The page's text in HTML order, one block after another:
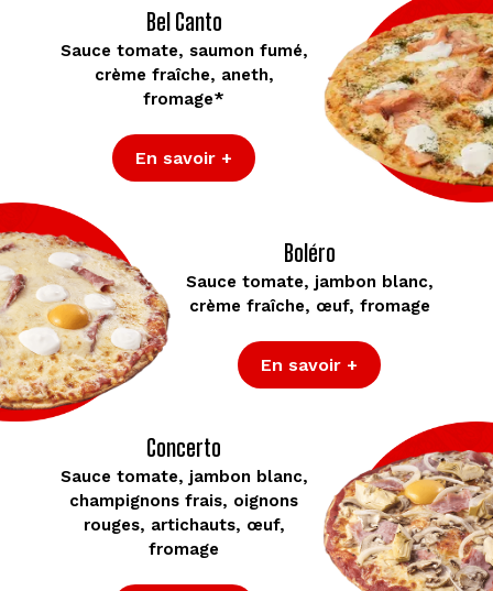
Bel Canto
Sauce tomate, saumon fumé,
crème fraîche, aneth,
fromage*
En savoir +
Boléro
Sauce tomate, jambon blanc,
crème fraîche, œuf, fromage
En savoir +
Concerto
Sauce tomate, jambon blanc,
champignons frais, oignons
rouges, artichauts, œuf,
fromage